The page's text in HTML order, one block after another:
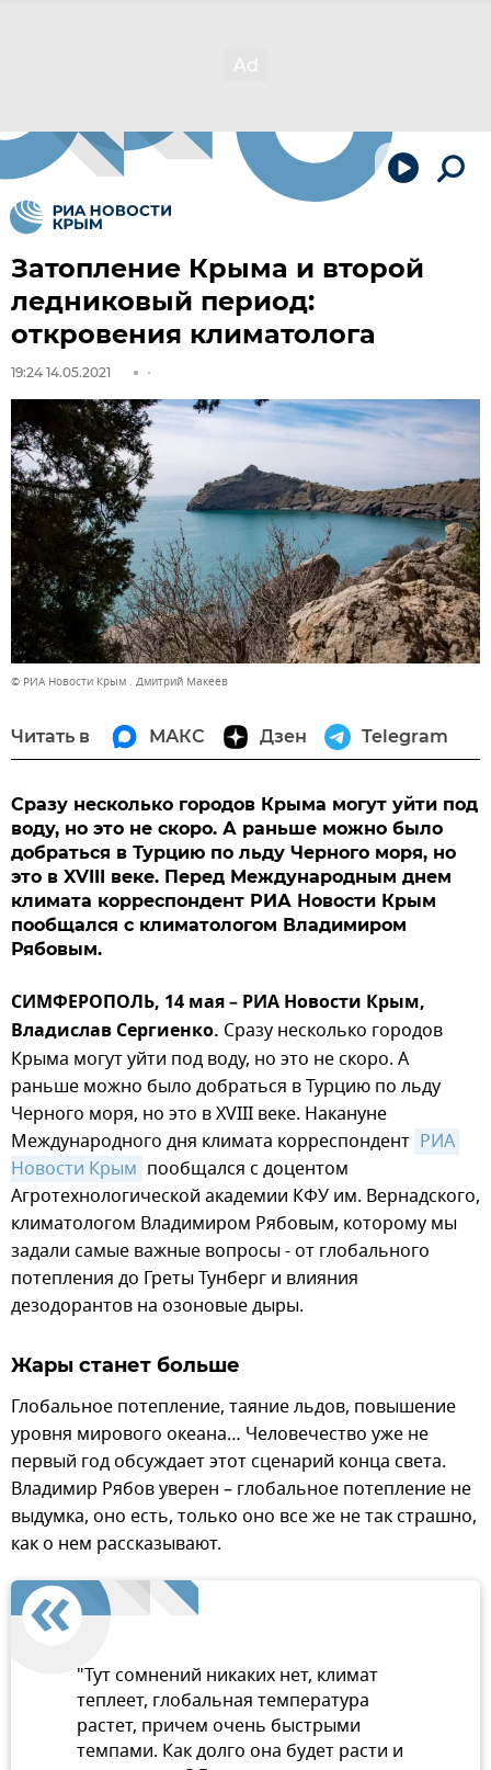
Затопление Крыма и второй
ледниковый период:
откровения климатолога
19:24 14.05.2021
© РИА Новости Крым . Дмитрий Макеев
Читать в МАКС Дзен Telegram
Сразу несколько городов Крыма могут уйти под
воду, но это не скоро. А раньше можно было
добраться в Турцию по льду Черного моря, но
это в XVIII веке. Перед Международным днем
климата корреспондент РИА Новости Крым
пообщался с климатологом Владимиром
Рябовым.
СИМФЕРОПОЛЬ, 14 мая – РИА Новости Крым,
Владислав Сергиенко. Сразу несколько городов
Крыма могут уйти под воду, но это не скоро. А
раньше можно было добраться в Турцию по льду
Черного моря, но это в XVIII веке. Накануне
Международного дня климата корреспондент РИА
Новости Крым пообщался с доцентом
Агротехнологической академии КФУ им. Вернадского,
климатологом Владимиром Рябовым, которому мы
задали самые важные вопросы - от глобального
потепления до Греты Тунберг и влияния
дезодорантов на озоновые дыры.
Жары станет больше
Глобальное потепление, таяние льдов, повышение
уровня мирового океана… Человечество уже не
первый год обсуждает этот сценарий конца света.
Владимир Рябов уверен – глобальное потепление не
выдумка, оно есть, только оно все же не так страшно,
как о нем рассказывают.
"Тут сомнений никаких нет, климат
теплеет, глобальная температура
растет, причем очень быстрыми
темпами. Как долго она будет расти и